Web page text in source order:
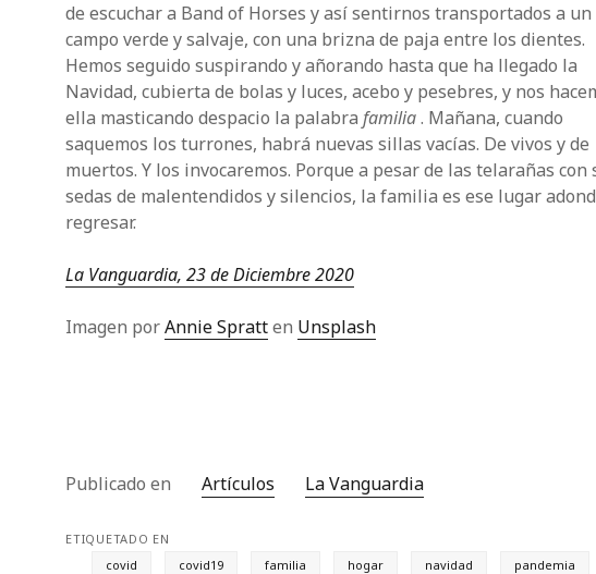
de escuchar a Band of Horses y así sentirnos transportados a un
campo verde y salvaje, con una brizna de paja entre los dientes.
Hemos seguido suspirando y añorando hasta que ha llegado la
Navidad, cubierta de bolas y luces, acebo y pesebres, y nos
ella masticando despacio la palabra familia. Mañana, cuando
saquemos los turrones, habrá nuevas sillas vacías. De vivos y de
muertos. Y los invocaremos. Porque a pesar de las telarañas con
sedas de malentendidos y silencios, la familia es ese lugar
regresar.
La Vanguardia, 23 de Diciembre 2020
Imagen porAnnie Spratten Unsplash
Publicado en Artículos La Vanguardia
ETIQUETADO EN
covid
covid19 familia hogar navidad pandemia